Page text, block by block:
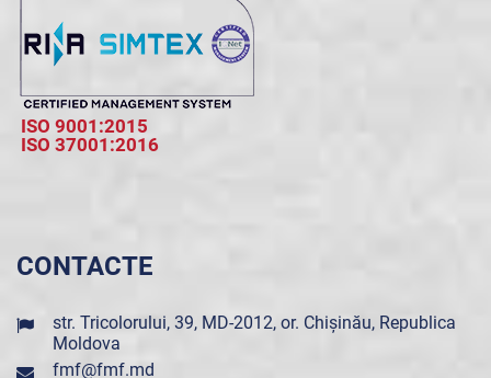
ISO 9001:2015
ISO 37001:2016
CONTACTE
str. Tricolorului, 39, MD-2012, or. Chișinău, Republica
Moldova
fmf@fmf.md